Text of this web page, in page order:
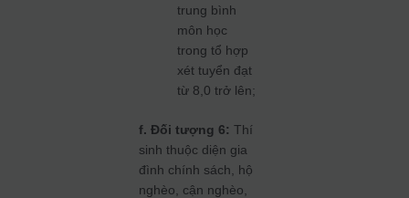
trung bình
môn học
trong tổ hợp
xét tuyển đạt
từ 8,0 trở lên;
f. Đối tượng 6: Thí
sinh thuộc diện gia
đình chính sách, hộ
nghèo, cận nghèo,